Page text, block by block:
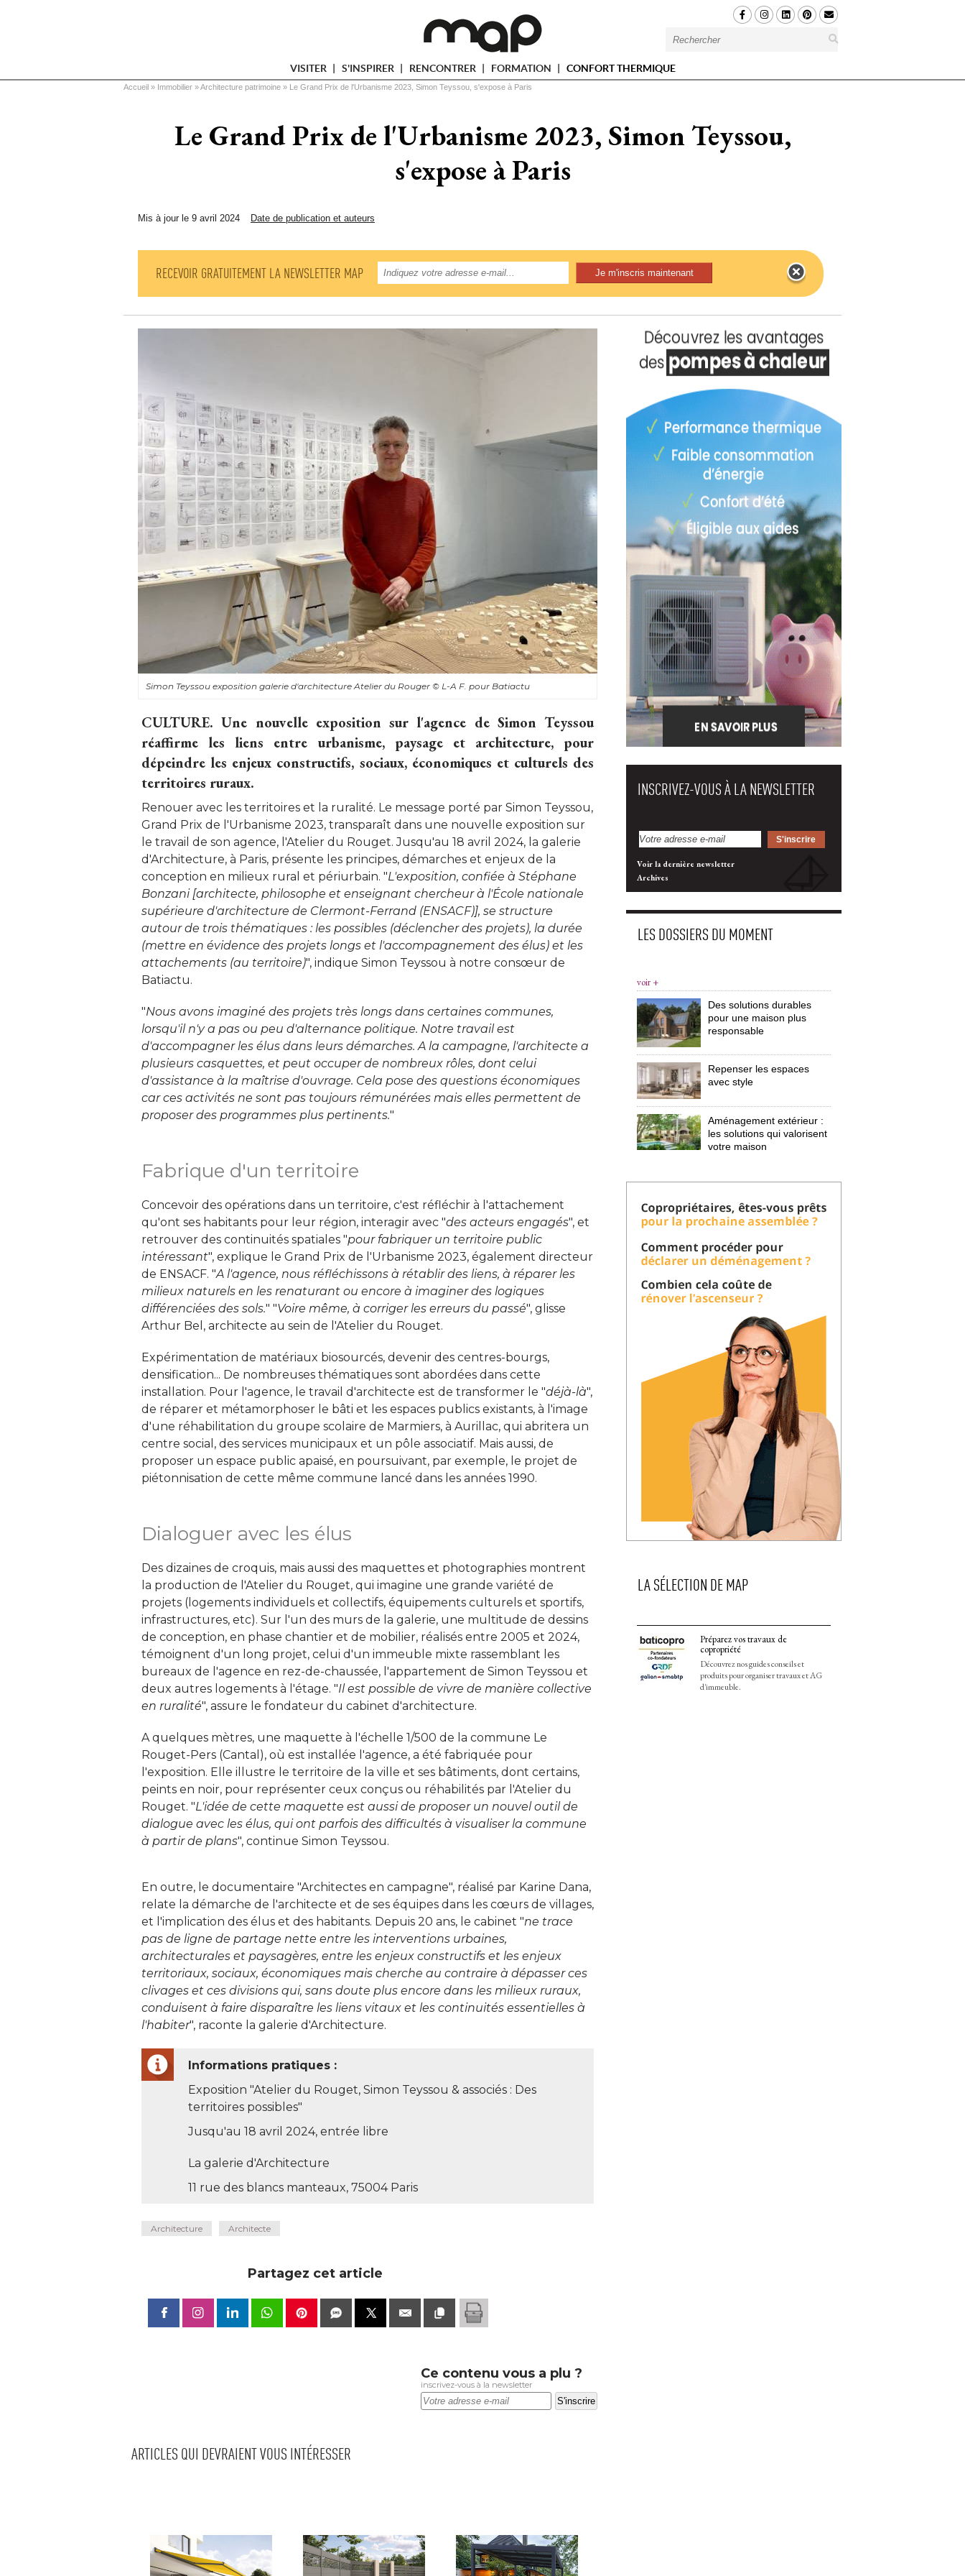
VISITER S'INSPIRER RENCONTRER FORMATION CONFORT THERMIQUE
Vous êtes ici
Accueil » Immobilier » Architecture patrimoine » Le Grand Prix de l'Urbanisme 2023, Simon Teyssou, s'expose à Paris
Le Grand Prix de l'Urbanisme 2023, Simon Teyssou,
s'expose à Paris
Mis à jour le 9 avril 2024 Date de publication et auteurs
RECEVOIR GRATUITEMENT LA NEWSLETTER MAP
Simon Teyssou exposition galerie d'architecture Atelier du Rouger© L-A F. pour Batiactu
CULTURE. Une nouvelle exposition sur l'agence de Simon Teyssou
réaffirme les liens entre urbanisme, paysage et architecture, pour
dépeindre les enjeux constructifs, sociaux, économiques et culturels des
territoires ruraux.
Renouer avec les territoires et la ruralité. Le message porté par Simon Teyssou,
Grand Prix de l'Urbanisme 2023, transparaît dans une nouvelle exposition sur
le travail de son agence, l'Atelier du Rouget. Jusqu'au 18 avril 2024, la galerie
d'Architecture, à Paris, présente les principes, démarches et enjeux de la
conception en milieux rural et périurbain. "L'exposition, confiée à Stéphane
Bonzani [architecte, philosophe et enseignant chercheur à l'École nationale
supérieure d'architecture de Clermont-Ferrand (ENSACF)], se structure
autour de trois thématiques : les possibles (déclencher des projets), la durée
(mettre en évidence des projets longs et l'accompagnement des élus) et les
attachements (au territoire)", indique Simon Teyssou à notre consœur de
Batiactu.
"Nous avons imaginé des projets très longs dans certaines communes,
lorsqu'il n'y a pas ou peu d'alternance politique. Notre travail est
d'accompagner les élus dans leurs démarches. A la campagne, l'architecte a
plusieurs casquettes, et peut occuper de nombreux rôles, dont celui
d'assistance à la maîtrise d'ouvrage. Cela pose des questions économiques
car ces activités ne sont pas toujours rémunérées mais elles permettent de
proposer des programmes plus pertinents."
Fabrique d'un territoire
Concevoir des opérations dans un territoire, c'est réfléchir à l'attachement
qu'ont ses habitants pour leur région, interagir avec "des acteurs engagés", et
retrouver des continuités spatiales "pour fabriquer un territoire public
intéressant", explique le Grand Prix de l'Urbanisme 2023, également directeur
de ENSACF. "A l'agence, nous réfléchissons à rétablir des liens, à réparer les
milieux naturels en les renaturant ou encore à imaginer des logiques
différenciées des sols." "Voire même, à corriger les erreurs du passé", glisse
Arthur Bel, architecte au sein de l'Atelier du Rouget.
Expérimentation de matériaux biosourcés, devenir des centres-bourgs,
densification... De nombreuses thématiques sont abordées dans cette
installation. Pour l'agence, le travail d'architecte est de transformer le "déjà-là",
de réparer et métamorphoser le bâti et les espaces publics existants, à l'image
d'une réhabilitation du groupe scolaire de Marmiers, à Aurillac, qui abritera un
centre social, des services municipaux et un pôle associatif. Mais aussi, de
proposer un espace public apaisé, en poursuivant, par exemple, le projet de
piétonnisation de cette même commune lancé dans les années 1990.
Dialoguer avec les élus
Des dizaines de croquis, mais aussi des maquettes et photographies montrent
la production de l'Atelier du Rouget, qui imagine une grande variété de
projets (logements individuels et collectifs, équipements culturels et sportifs,
infrastructures, etc). Sur l'un des murs de la galerie, une multitude de dessins
de conception, en phase chantier et de mobilier, réalisés entre 2005 et 2024,
témoignent d'un long projet, celui d'un immeuble mixte rassemblant les
bureaux de l'agence en rez-de-chaussée, l'appartement de Simon Teyssou et
deux autres logements à l'étage. "Il est possible de vivre de manière collective
en ruralité", assure le fondateur du cabinet d'architecture.
A quelques mètres, une maquette à l'échelle 1/500 de la commune Le
Rouget-Pers (Cantal), où est installée l'agence, a été fabriquée pour
l'exposition. Elle illustre le territoire de la ville et ses bâtiments, dont certains,
peints en noir, pour représenter ceux conçus ou réhabilités par l'Atelier du
Rouget. "L'idée de cette maquette est aussi de proposer un nouvel outil de
dialogue avec les élus, qui ont parfois des difficultés à visualiser la commune
à partir de plans", continue Simon Teyssou.
En outre, le documentaire "Architectes en campagne", réalisé par Karine Dana,
relate la démarche de l'architecte et de ses équipes dans les cœurs de villages,
et l'implication des élus et des habitants. Depuis 20 ans, le cabinet "ne trace
pas de ligne de partage nette entre les interventions urbaines,
architecturales et paysagères, entre les enjeux constructifs et les enjeux
territoriaux, sociaux, économiques mais cherche au contraire à dépasser ces
clivages et ces divisions qui, sans doute plus encore dans les milieux ruraux,
conduisent à faire disparaître les liens vitaux et les continuités essentielles à
l'habiter", raconte la galerie d'Architecture.
Informations pratiques :
Exposition "Atelier du Rouget, Simon Teyssou & associés : Des
territoires possibles"
Jusqu'au 18 avril 2024, entrée libre
La galerie d'Architecture
11 rue des blancs manteaux, 75004 Paris
Architecture Architecte
Partagez cet article
Ce contenu vous a plu ?
inscrivez-vous à la newsletter
ARTICLES QUI DEVRAIENT VOUS INTÉRESSER
INSCRIVEZ-VOUS À LA NEWSLETTER
Voir la dernière newsletter
Archives
LES DOSSIERS DU MOMENT
voir +
Des solutions durables
pour une maison plus
responsable
Repenser les espaces
avec style
Aménagement extérieur :
les solutions qui valorisent
votre maison
LA SÉLECTION DE MAP
Préparez vos travaux de
copropriété
Découvrez nos guides conseils et
produits pour organiser travaux et AG
d'immeuble.